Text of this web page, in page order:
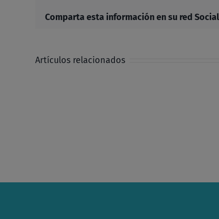
Comparta esta información en su red
Artículos relacionados